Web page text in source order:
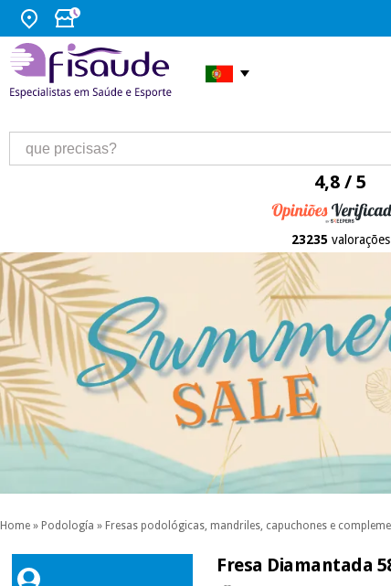
4,8 / 5
23235 valorações
Home » Podología » Fresas podológicas, mandriles, capuchones e
Fresa Diamantada